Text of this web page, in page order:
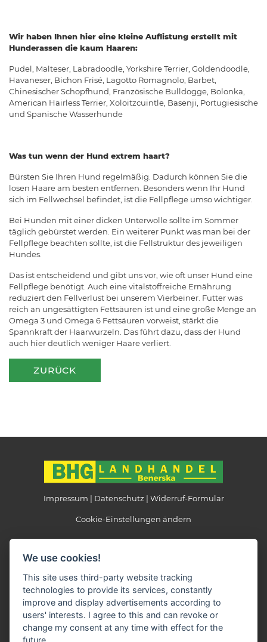
Wir haben Ihnen hier eine kleine Auflistung erstellt mit
Hunderassen die kaum Haaren:
Pudel, Malteser, Labradoodle, Yorkshire Terrier, Goldendoodle,
Havaneser, Bichon Frisé, Lagotto Romagnolo, Barbet,
Chinesischer Schopfhund, Französische Bulldogge, Bolonka,
American Hairless Terrier, Xoloitzcuintle, Basenji, Portugiesische
und Spanische Wasserhunde
Was tun wenn der Hund extrem haart?
Bürsten Sie Ihren Hund regelmäßig. Dadurch können Sie die
losen Haare am besten entfernen. Besonders wenn Ihr Hund
sich im Fellwechsel befindet, ist die Fellpflege umso wichtiger.
Bei Hunden mit einer dicken Unterwolle sollte im Sommer
täglich gebürstet werden. Ein weiterer Punkt was man bei der
Fellpflege beachten sollte, ist die Fellstruktur des jeweiligen
Hundes.
Das ist entscheidend und gibt uns vor, wie oft unser Hund eine
Fellpflege benötigt. Auch eine vitalstoffreiche Ernährung
reduziert den Fellverlust bei unserem Vierbeiner. Futter was
reich an ungesättigten Fettsäuren ist und eine große Menge an
Omega 3 und Omega 6 Fettsäuren vorweist, stärkt die
Spannkraft der Haarwurzeln. Das führt dazu, dass der Hund
auch hier deutlich weniger Haare verliert.
ZURÜCK
Impressum Datenschutz Widerruf-Formular
Cookie-Einstellungen ändern
Beethovenstraße 6
39524 Schönhausen
Telefon: 039323 / 38346
Telefax: 039323 / 38850
E-Mail:info(at)landhandel-benerska.de
We use cookies!
This site uses third-party website tracking
technologies to provide its services, constantly
improve and display advertisements according to
users' interests. I agree to this and can revoke or
change my consent at any time with effect for the